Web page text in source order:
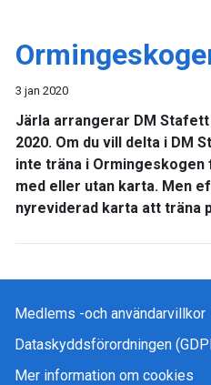
3 jan 2020
Järla arrangerar DM
2020. Om du vill delta i DM
inte träna i
med eller utan karta. Men
nyreviderad karta att träna
Medlems -och användarvillkor
Dataskyddsförordningen
Mer information om cookies